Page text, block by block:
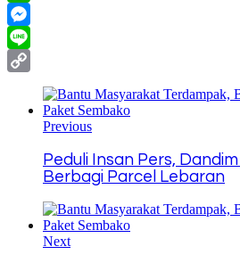
WhatsApp
Messenger
Line
Link
Previous
Peduli Insan Pers,
Berbagi Parcel Lebaran
Next